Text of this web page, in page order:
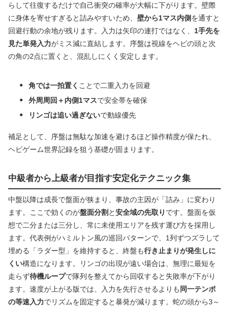
らして往復するだけで自己衝突の確率が大幅に下がります。壁際
に身体を寄せすぎると詰みやすいため、 壁から1マス内側を通すと
回避行動の余地が残ります。入力は矢印の連打ではなく、 1手先を
見た単発入力がミス減に直結します。序盤は視線をヘビの頭と次
の角の2点に置くと、混乱しにくく安定します。
角では一拍置く ことで二重入力を回避
外周周回＋内側1マスで安全帯を確保
リンゴは追い過ぎないで動線優先
補足として、序盤は無駄な加速を避けるほど操作精度が保たれ、
ヘビゲーム世界記録を狙う基礎が固まります。
中級者から上級者が目指す安定化テクニック集
中盤以降は成長で盤面が狭まり、事故の主因が「詰み」に変わり
ます。ここで効くのが盤面分割 と安全域の先取り です。盤面を仮
想で二分または三分し、常に未使用エリアを残す運び方を採用し
ます。代表例がハミルトン風の巡回パターンで、1列ずつズラして
埋める「ラダー型」を維持すると、終盤も行き止まりが発生しに
くい構造になります。リンゴの出現が遠い場合は、無理に最短を
走らず待機ループで隊列を整えてから回収すると失敗率が下がり
ます。速度が上がる版では、入力を先行させるよりも 同一テンポ
の等速入力でリズムを固定すると暴発が減ります。蛇の頭から3～